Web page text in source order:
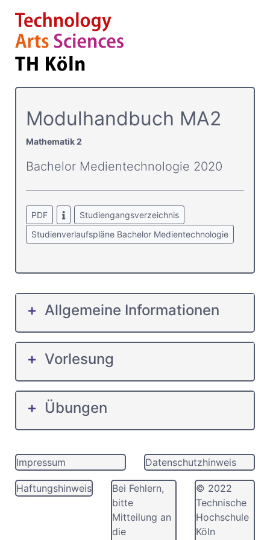
Modulhandbuch MA2
Mathematik 2
Bachelor Medientechnologie 2020
PDF
Studiengangsverzeichnis
Studienverlaufspläne Bachelor Medientechnologie
Allgemeine Informationen
Vorlesung
Übungen
Impressum Datenschutzhinweis
Haftungshinweis
Bei Fehlern,
bitte
Mitteilung an
die
© 2022
Technische
Hochschule
Köln